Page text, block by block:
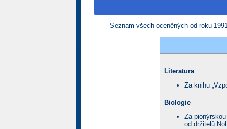
Seznam všech oceněných od roku
Literatura
Za knihu
Biologie
Za
od držitelů